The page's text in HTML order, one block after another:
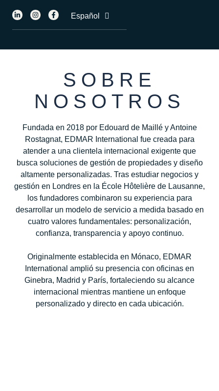
Español
Français
SOBRE
NOSOTROS
Fundada en 2018 por Edouard de Maillé y Antoine
Rostagnat, EDMAR International fue creada para
atender a una clientela internacional exigente que
busca soluciones de gestión de propiedades y diseño
altamente personalizadas. Tras estudiar negocios y
gestión en Londres en la École Hôtelière de Lausanne,
los fundadores combinaron su experiencia para
desarrollar un modelo de servicio a medida basado en
cuatro valores fundamentales: personalización,
confianza, transparencia y apoyo continuo.
Originalmente establecida en Mónaco, EDMAR
International amplió su presencia con oficinas en
Ginebra, Madrid y París, fortaleciendo su alcance
internacional mientras mantiene un enfoque
personalizado y directo en cada ubicación.